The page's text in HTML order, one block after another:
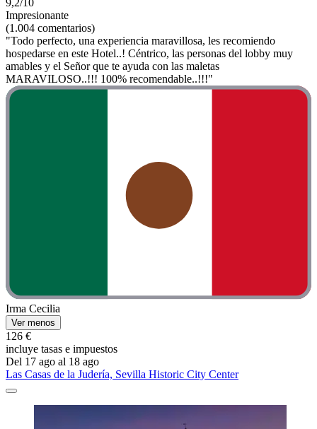
9,2/10
Impresionante
(1.004 comentarios)
"Todo perfecto, una experiencia maravillosa, les recomiendo
hospedarse en este Hotel..! Céntrico, las personas del lobby muy
amables y el Señor que te ayuda con las maletas
MARAVILOSO..!!! 100% recomendable..!!!"
Irma Cecilia
Ver menos
126 €
incluye tasas e impuestos
Del 17 ago al 18 ago
Las Casas de la Judería, Sevilla Historic City Center